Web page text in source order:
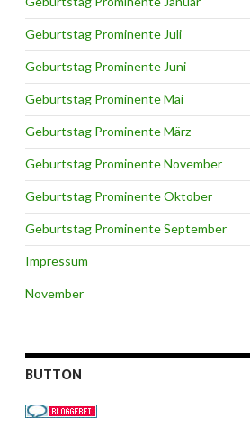
Geburtstag Prominente Juli
Geburtstag Prominente Juni
Geburtstag Prominente Mai
Geburtstag Prominente März
Geburtstag Prominente November
Geburtstag Prominente Oktober
Geburtstag Prominente September
Impressum
November
BUTTON